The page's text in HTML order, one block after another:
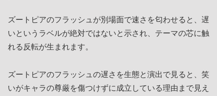
ズートピアのフラッシュが別場面で速さを匂わせると、遅
いというラベルが絶対ではないと示され、テーマの芯に触
れる反転が生まれます。
ズートピアのフラッシュの遅さを生態と演出で見ると、笑
いがキャラの尊厳を傷つけずに成立している理由まで見え